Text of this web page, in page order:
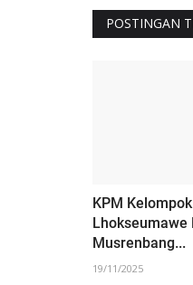
POSTINGAN
‎KPM
Lhokseumawe
Musrenbang...
19/11/2025
Gelar